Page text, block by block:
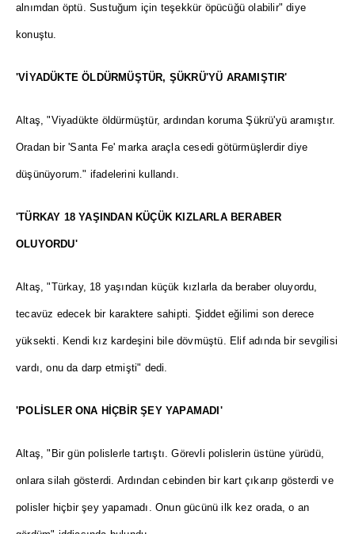
alnımdan öptü. Sustuğum için teşekkür öpücüğü olabilir" diye
konuştu.
'VİYADÜKTE ÖLDÜRMÜŞTÜR, ŞÜKRÜ'YÜ ARAMIŞTIR'
Altaş, "Viyadükte öldürmüştür, ardından koruma Şükrü'yü aramıştır.
Oradan bir 'Santa Fe' marka araçla cesedi götürmüşlerdir diye
düşünüyorum." ifadelerini kullandı.
'TÜRKAY 18 YAŞINDAN KÜÇÜK KIZLARLA BERABER
OLUYORDU'
Altaş, "Türkay, 18 yaşından küçük kızlarla da beraber oluyordu,
tecavüz edecek bir karaktere sahipti. Şiddet eğilimi son derece
yüksekti. Kendi kız kardeşini bile dövmüştü. Elif adında bir sevgilisi
vardı, onu da darp etmişti" dedi.
'POLİSLER ONA HİÇBİR ŞEY YAPAMADI'
Altaş, "Bir gün polislerle tartıştı. Görevli polislerin üstüne yürüdü,
onlara silah gösterdi. Ardından cebinden bir kart çıkarıp gösterdi ve
polisler hiçbir şey yapamadı. Onun gücünü ilk kez orada, o an